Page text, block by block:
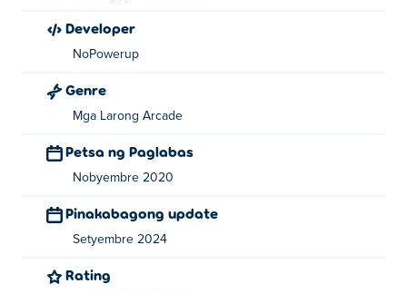
Developer
NoPowerup
Genre
Mga Larong Arcade
Petsa ng Paglabas
Nobyembre 2020
Pinakabagong update
Setyembre 2024
Rating